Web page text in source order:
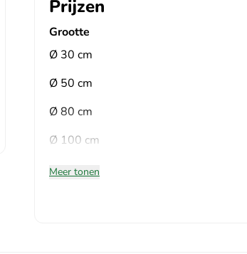
Prijzen
Grootte
Ø 30 cm
Ø 50 cm
Ø 80 cm
Ø 100 cm
Meer tonen